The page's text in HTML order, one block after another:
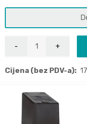
Cijena (bez PDV-a):